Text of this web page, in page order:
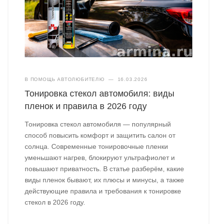
В ПОМОЩЬ АВТОЛЮБИТЕЛЮ — 16.03.2026
Тонировка стекол автомобиля: виды
пленок и правила в 2026 году
Тонировка стекол автомобиля — популярный
способ повысить комфорт и защитить салон от
солнца. Современные тонировочные пленки
уменьшают нагрев, блокируют ультрафиолет и
повышают приватность. В статье разберём, какие
виды пленок бывают, их плюсы и минусы, а также
действующие правила и требования к тонировке
стекол в 2026 году.